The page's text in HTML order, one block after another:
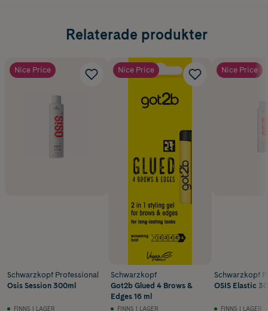
Relaterade produkter
Nice Price
Schwarzkopf Professional
Osis Session 300ml
FINNS I LAGER
Nice Price
Schwarzkopf
Got2b Glued 4 Brows &
Edges 16 ml
FINNS I LAGER
Nice Price
Schwarzkopf
OSIS Elastic
FINNS I LAGER